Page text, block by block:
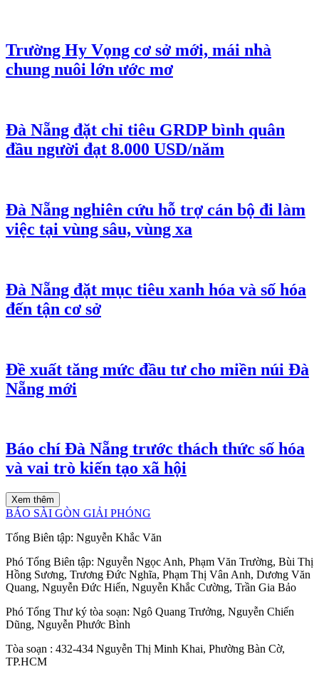
Trường Hy Vọng cơ sở mới, mái nhà
chung nuôi lớn ước mơ
Đà Nẵng đặt chỉ tiêu GRDP bình quân
đầu người đạt 8.000 USD/năm
Đà Nẵng nghiên cứu hỗ trợ cán bộ đi làm
việc tại vùng sâu, vùng xa
Đà Nẵng đặt mục tiêu xanh hóa và số hóa
đến tận cơ sở
Đề xuất tăng mức đầu tư cho miền núi Đà
Nẵng mới
Báo chí Đà Nẵng trước thách thức số hóa
và vai trò kiến tạo xã hội
Xem thêm
BÁO SÀI GÒN GIẢI PHÓNG
Tổng Biên tập: Nguyễn Khắc Văn
Phó Tổng Biên tập: Nguyễn Ngọc Anh, Phạm Văn Trường, Bùi Thị
Hồng Sương, Trương Đức Nghĩa, Phạm Thị Vân Anh, Dương Văn
Quang, Nguyễn Đức Hiển, Nguyễn Khắc Cường, Trần Gia Bảo
Phó Tổng Thư ký tòa soạn: Ngô Quang Trưởng, Nguyễn Chiến
Dũng, Nguyễn Phước Bình
Tòa soạn : 432-434 Nguyễn Thị Minh Khai, Phường Bàn Cờ,
TP.HCM